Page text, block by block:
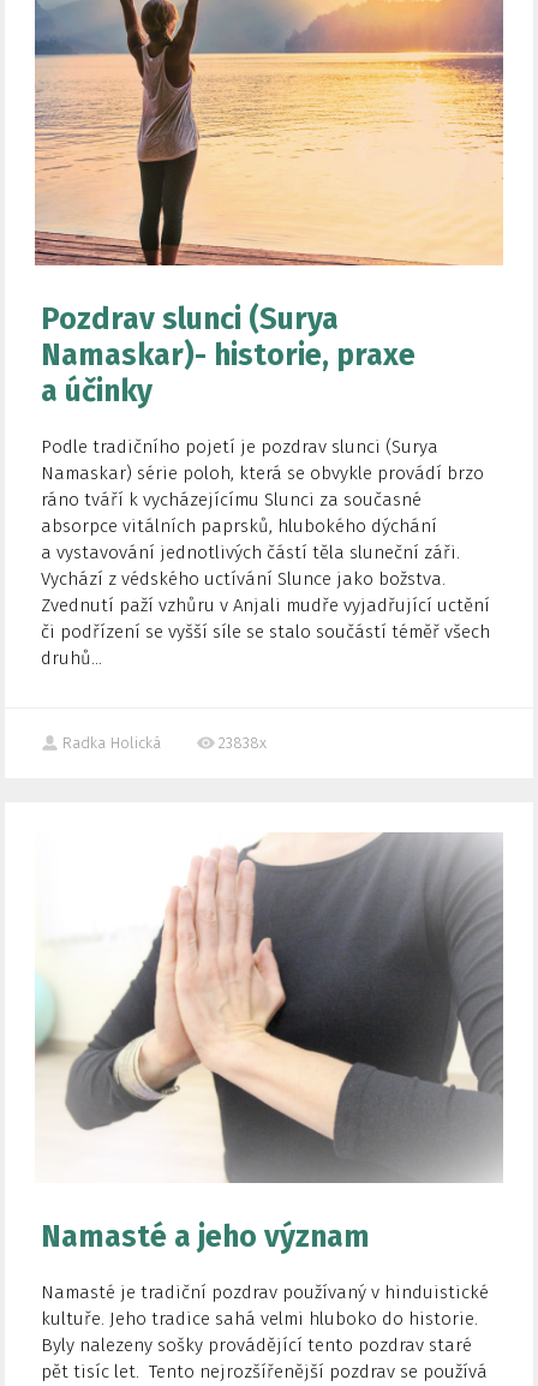
Pozdrav slunci (Surya
Namaskar)- historie, praxe
a účinky
Podle tradičního pojetí je pozdrav slunci (Surya
Namaskar) série poloh, která se obvykle provádí brzo
ráno tváří k vycházejícímu Slunci za současné
absorpce vitálních paprsků, hlubokého dýchání
a vystavování jednotlivých částí těla sluneční záři.
Vychází z védského uctívání Slunce jako božstva.
Zvednutí paží vzhůru v Anjali mudře vyjadřující uctění
či podřízení se vyšší síle se stalo součástí téměř všech
druhů...
Radka Holická 23838x
Namasté a jeho význam
Namasté je tradiční pozdrav používaný v hinduistické
kultuře. Jeho tradice sahá velmi hluboko do historie.
Byly nalezeny sošky provádějící tento pozdrav staré
pět tisíc let. Tento nejrozšířenější pozdrav se používá